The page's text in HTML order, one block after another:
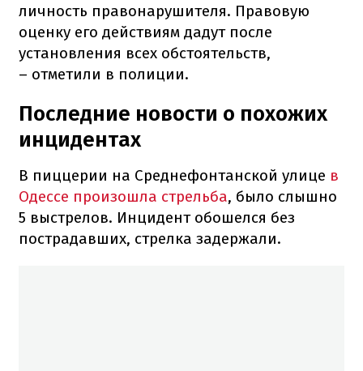
личность правонарушителя. Правовую
оценку его действиям дадут после
установления всех обстоятельств,
– отметили в полиции.
Последние новости о похожих
инцидентах
В пиццерии на Среднефонтанской улице в
Одессе произошла стрельба, было слышно
5 выстрелов. Инцидент обошелся без
пострадавших, стрелка задержали.